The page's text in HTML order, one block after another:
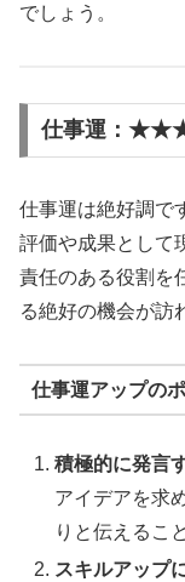
でしょう。
仕事運：
仕事運は絶好調で
評価や成果として
責任のある役割を
る絶好の機会が訪
仕事運アップの
積極的に発言
アイデアを求
りと伝えるこ
スキルアップ